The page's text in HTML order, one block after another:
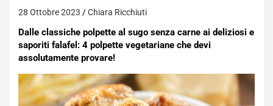
28 Ottobre 2023 Chiara Ricchiuti
Dalle classiche polpette al sugo senza carne ai deliziosi e
saporiti falafel: 4 polpette vegetariane che devi
assolutamente provare!